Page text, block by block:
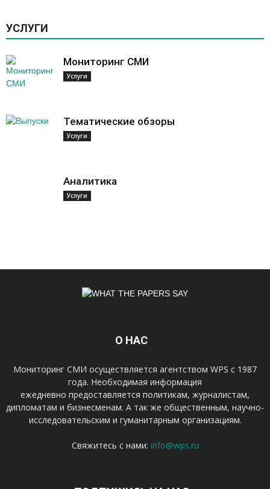
УСЛУГИ
Мониторинг СМИ
Услуги
Тематические обзоры
Услуги
Аналитика
Услуги
О НАС
Мониторинг СМИ осуществляется агентством WPS с 1987
года. Необходимая информация
ежедневно предоставляется политикам, журналистам,
дипломатам и бизнесменам. А так же общественным, научно-
исследовательским и гуманитарным организациям.
Свяжитесь с нами: info@wps.ru